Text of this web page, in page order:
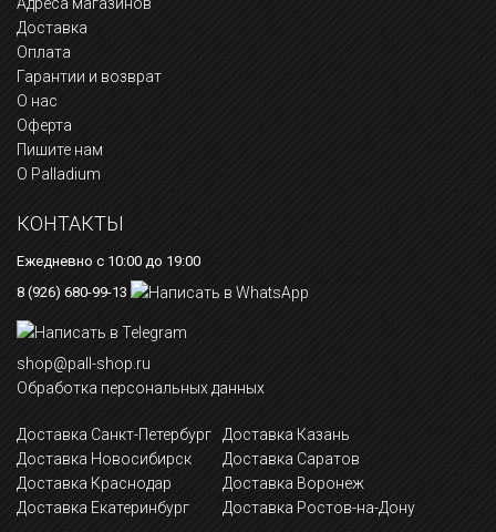
Доставка
Оплата
Гарантии и возврат
О нас
Оферта
Пишите нам
О Palladium
КОНТАКТЫ
Ежедневно с 10:00 до 19:00
8 (926) 680-99-13
shop@pall-shop.ru
Обработка персональных данных
Доставка Санкт-Петербург
Доставка Новосибирск
Доставка Краснодар
Доставка Екатеринбург
Доставка Казань
Доставка Саратов
Доставка Воронеж
Доставка Ростов-на-Дону